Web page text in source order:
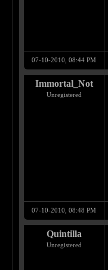
07-10-2010, 08:44 PM
Immortal_Not
Unregistered
07-10-2010, 08:48 PM
Quintilla
Unregistered